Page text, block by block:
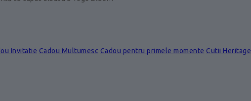
Invitatie Cadou Multumesc Cadou pentru primele momente Cutii Heritage